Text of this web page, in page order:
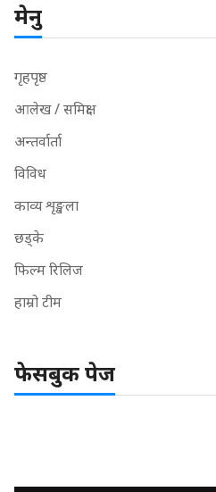
मेनु
गृहपृष्ठ
आलेख / समिक्षा
अन्तर्वार्ता
विविध
काव्य शृङ्खला
छड्के
फिल्म रिलिज
हाम्रो टीम
फेसबुक पेज